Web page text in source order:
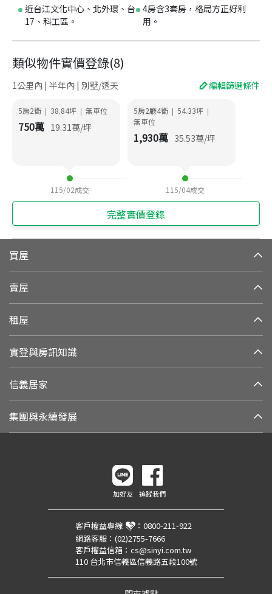
近台江文化中心、北外環、台
17、科工區。
4房含3套房，格局方正好利
用。
類似物件實價登錄(8)
1公里內 | 半年內 | 別墅/透天 編輯篩選條件
5房2衛 | 38.84坪 | 無車位
750萬 19.31萬/坪
115/02成交
5房2廳4衛 | 54.33坪 |
無車位
1,930萬 35.53萬/坪
115/04成交
完整實價登錄
買屋
賣屋
租屋
實登與房訊知識
信義居家
集團與永續發展
加好友 追蹤我們
客戶權益專線 ： 0800-211-922
網路客服： (02)2755-7666
客戶權益信箱： cs@sinyi.com.tw
110 台北市信義區信義路五段100號